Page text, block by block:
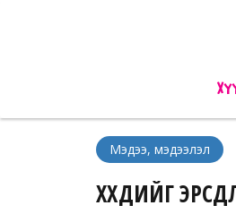
Мэдээ, мэдээлэл
ХҮҮХДИЙГ